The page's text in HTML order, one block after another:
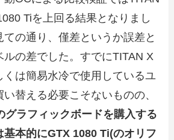
Tiを上回る結果となりまし
の通り、僅差というか誤差と
の差でした。すでにTITAN X
くは簡易水冷で使用しているユ
替える必要こそないものの、
グラフィックボードを購入する
基本的にGTX 1080 Ti(のオリフ